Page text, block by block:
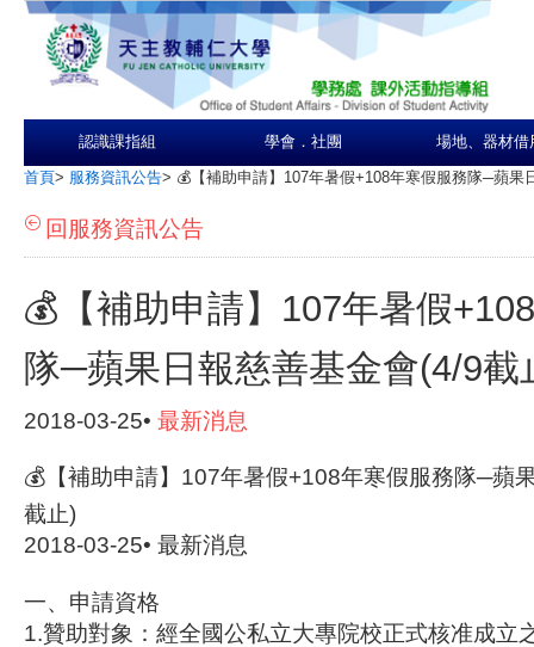
認識課指組 學會．社團 場地、器材借
首頁> 服務資訊公告> 💰【補助申請】107年暑假+108年寒假服務隊─蘋果
回服務資訊公告
💰【補助申請】107年暑假
隊─蘋果日報慈善基金會(4/9截
2018-03-25• 最新消息
💰【補助申請】107年暑假+108年寒假服務隊─蘋
截止)
2018-03-25• 最新消息
一、申請資格
1.贊助對象：經全國公私立大專院校正式核准成立